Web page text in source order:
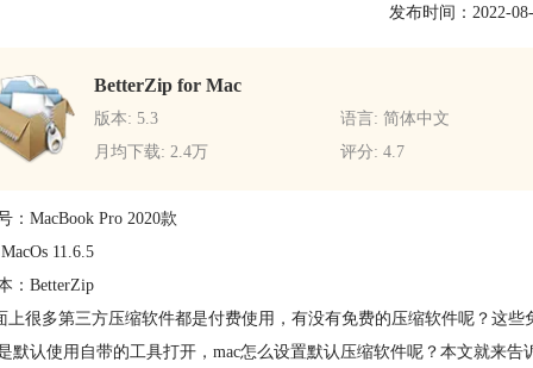
发布时间：2022-
BetterZip for Mac
版本: 5.3
语言: 简体中文
月均下载: 2.4万
评分: 4.7
：MacBook Pro 2020款
11.6.5
：BetterZip
很多第三方压缩软件都是付费使用，有没有免费的压缩软件呢？这些
默认使用自带的工具打开，mac怎么设置默认压缩软件呢？本文就来